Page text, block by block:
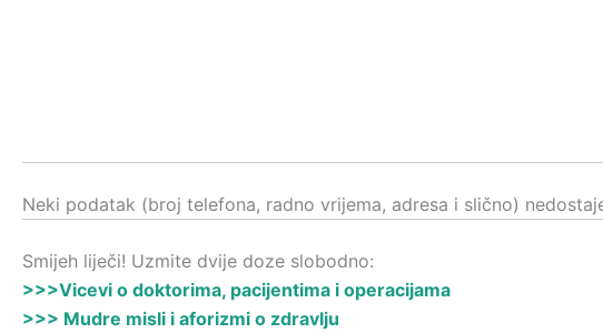
Neki podatak (broj telefona, radno vrijema, adresa i slično)
Smijeh liječi! Uzmite dvije doze slobodno:
>>>Vicevi o doktorima, pacijentima i operacijama
>>> Mudre misli i aforizmi o zdravlju